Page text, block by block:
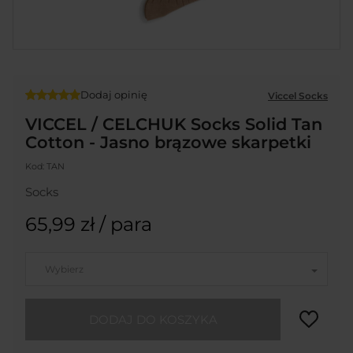
Dodaj opinię Viccel Socks
VICCEL / CELCHUK Socks Solid Tan
Cotton - Jasno brązowe skarpetki
Kod: TAN
Socks
65,99 zł / para
Wybierz